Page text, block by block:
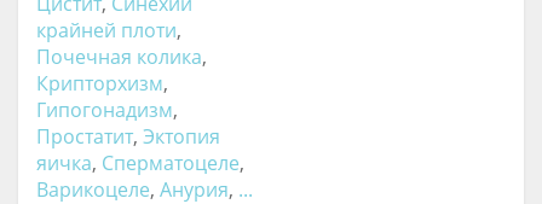
крайней плоти,
Почечная колика,
Крипторхизм,
Гипогонадизм,
Простатит, Эктопия
яичка, Сперматоцеле,
Варикоцеле, Анурия, ...